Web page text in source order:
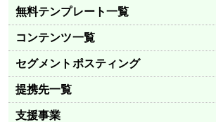
無料テンプレート一覧
コンテンツ一覧
セグメントポスティング
提携先一覧
支援事業